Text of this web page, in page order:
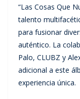
“Las Cosas Que
talento
para fusionar
auténtico. La
Palo, CLUBZ y
adicional a este
experiencia única.